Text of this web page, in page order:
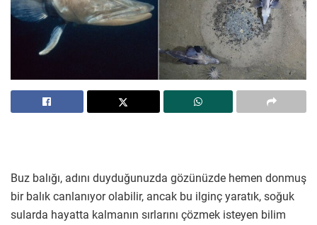
Buz balığı, adını duyduğunuzda gözünüzde hemen donmuş
bir balık canlanıyor olabilir, ancak bu ilginç yaratık, soğuk
sularda hayatta kalmanın sırlarını çözmek isteyen bilim